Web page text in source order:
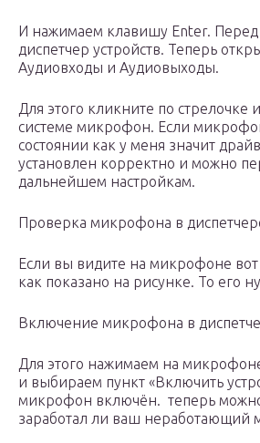
И нажимаем клавишу Enter. Перед
диспетчер устройств. Теперь
Аудиовходы и Аудиовыходы.
Для этого кликните по стрелочке
системе микрофон. Если
состоянии как у меня значит
установлен корректно и можно
дальнейшем настройкам.
Проверка микрофона в
Если вы видите на микрофоне вот
как показано на рисунке. То его
Включение микрофона в
Для этого нажимаем на
и выбираем пункт «Включить
микрофон включён. теперь
заработал ли ваш неработающий